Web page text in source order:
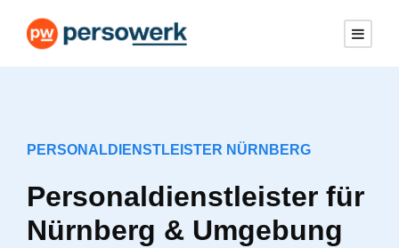
PERSONALDIENSTLEISTER NÜRNBERG
Personaldienstleister für
Nürnberg & Umgebung